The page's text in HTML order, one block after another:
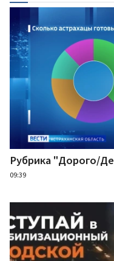
Рубрика "Дорого/
09:39